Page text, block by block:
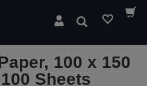
Wyszukaj
100 x 150
Sheets